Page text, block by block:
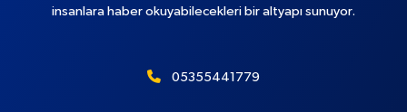
insanlara haber okuyabilecekleri bir altyapı sunuyor.
05355441779